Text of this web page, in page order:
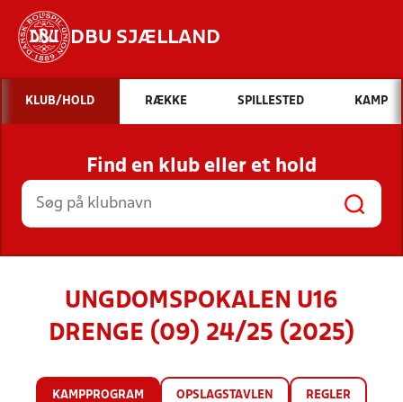
DBU SJÆLLAND
Hvad vil du søge efter?
INDHOLD OG NYHEDER
STILLINGER, RESULTATER, KLUBBER OG
HOLD
KLUB/HOLD RÆKKE SPILLESTED KAMP
Find en klub eller et hold
UNGDOMSPOKALEN U16
DRENGE (09) 24/25 (2025)
KAMPPROGRAM OPSLAGSTAVLEN REGLER